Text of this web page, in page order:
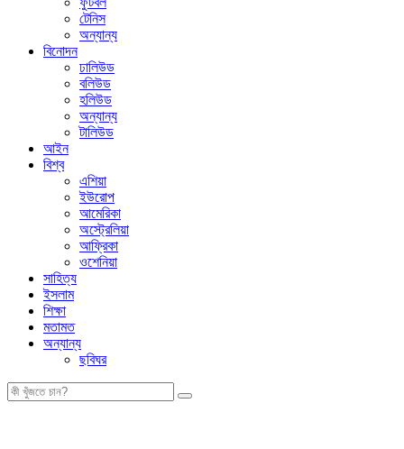
টেনিস
অন্যান্য
বিনোদন
ঢালিউড
বলিউড
হলিউড
অন্যান্য
টালিউড
আইন
বিশ্ব
এশিয়া
ইউরোপ
আমেরিকা
অস্ট্রেলিয়া
আফ্রিকা
ওশেনিয়া
সাহিত্য
ইসলাম
শিক্ষা
মতামত
অন্যান্য
ছবিঘর